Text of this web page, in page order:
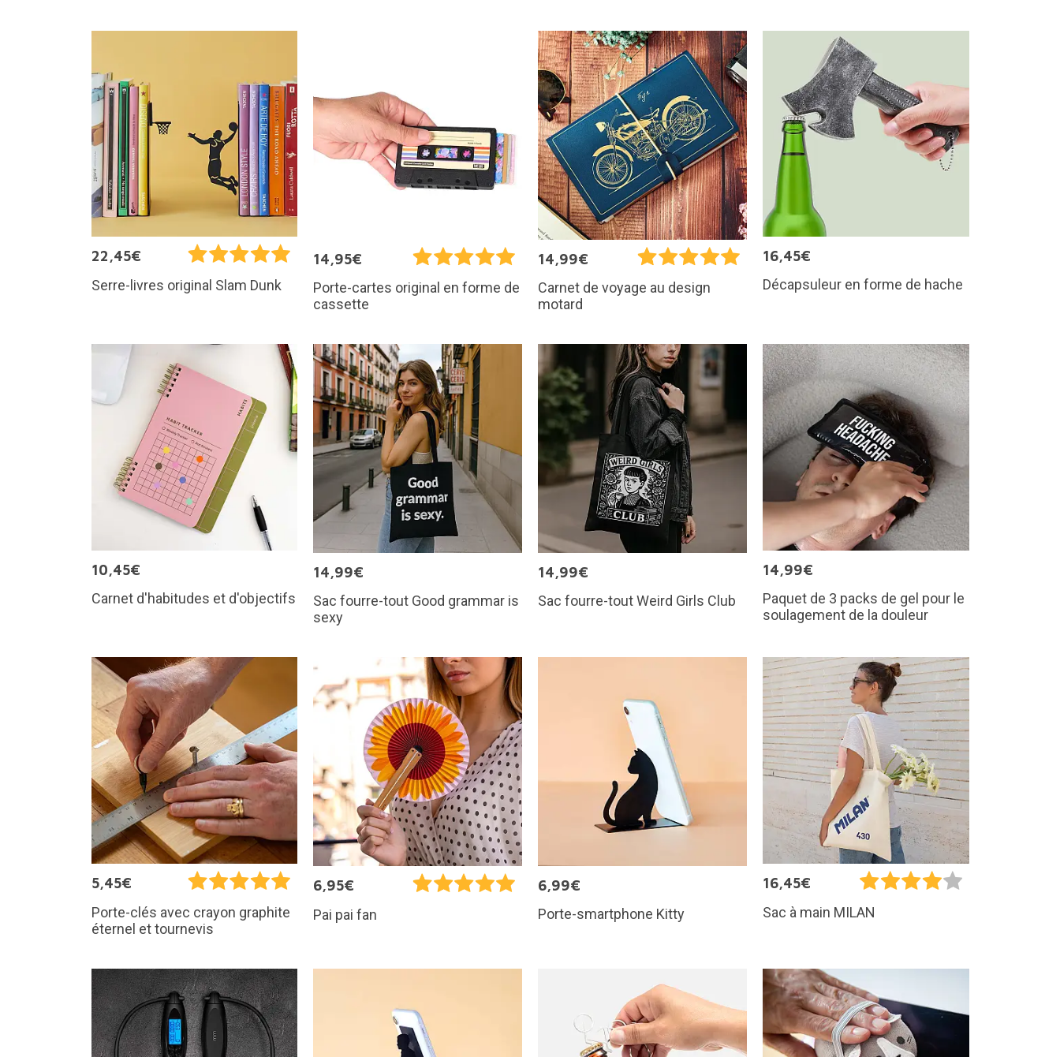
22,45€
Serre-livres original Slam Dunk
14,95€
Porte-cartes original en forme de
cassette
14,99€
Carnet de voyage au design
motard
16,45€
Décapsuleur en forme de hache
10,45€
Carnet d'habitudes et d'objectifs
14,99€
Sac fourre-tout Good grammar is
sexy
14,99€
Sac fourre-tout Weird Girls Club
14,99€
Paquet de 3 packs de gel pour le
soulagement de la douleur
5,45€
Porte-clés avec crayon graphite
éternel et tournevis
6,95€
Pai pai fan
6,99€
Porte-smartphone Kitty
16,45€
Sac à main MILAN